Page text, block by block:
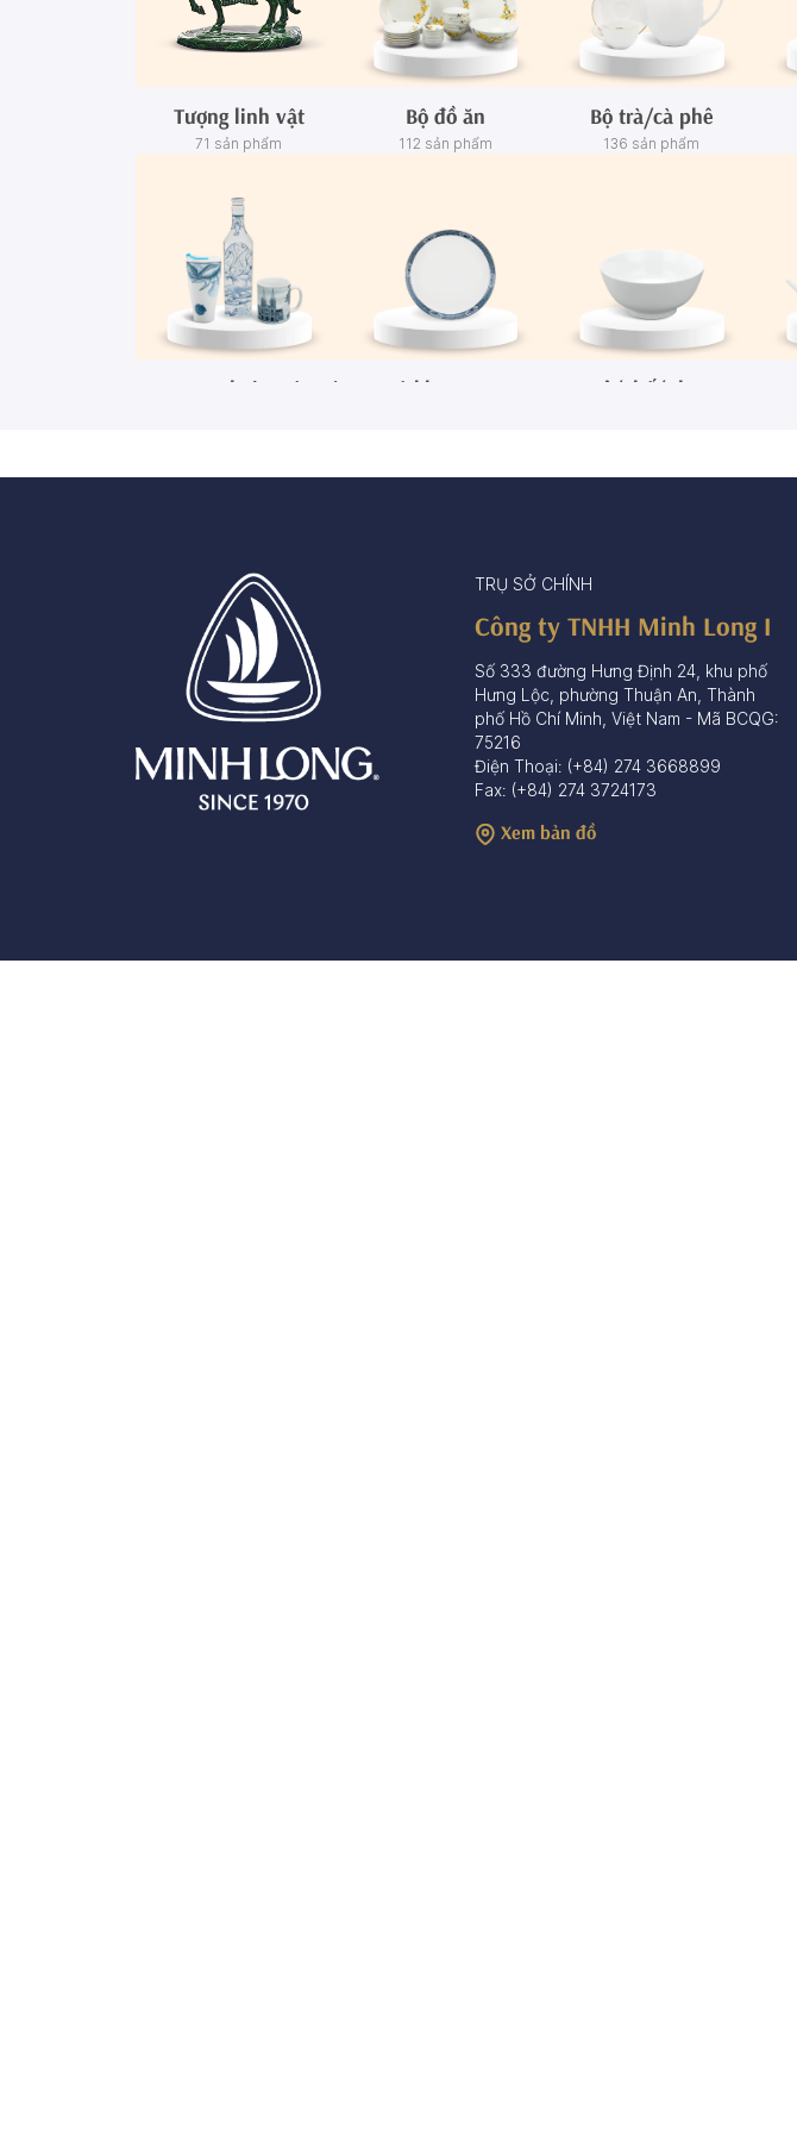
Tượng linh vật
71 sản phẩm
Bộ đồ ăn
112 sản phẩm
Bộ trà/cà phê
136 sản phẩm
Ca - Ly - Chai - Hộp sứ Bộ khay rượu Tô/Thố/Khay
TRỤ SỞ CHÍNH
Công ty TNHH Minh Long I
Số 333 đường Hưng Định 24, khu phố
Hưng Lộc, phường Thuận An, Thành
phố Hồ Chí Minh, Việt Nam - Mã BCQG:
75216
Điện Thoại: (+84) 274 3668899
Fax: (+84) 274 3724173
Xem bản đồ